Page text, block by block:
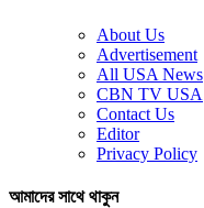
About Us
Advertisement
All USA News
CBN TV USA
Contact Us
Editor
Privacy Policy
আমাদের সাথে থাকুন